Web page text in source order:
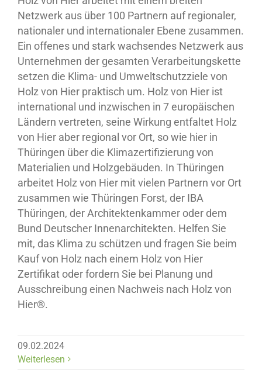
Netzwerk aus über 100 Partnern auf regionaler,
nationaler und internationaler Ebene zusammen.
Ein offenes und stark wachsendes Netzwerk aus
Unternehmen der gesamten Verarbeitungskette
setzen die Klima- und Umweltschutzziele von
Holz von Hier praktisch um. Holz von Hier ist
international und inzwischen in 7 europäischen
Ländern vertreten, seine Wirkung entfaltet Holz
von Hier aber regional vor Ort, so wie hier in
Thüringen über die Klimazertifizierung von
Materialien und Holzgebäuden. In Thüringen
arbeitet Holz von Hier mit vielen Partnern vor Ort
zusammen wie Thüringen Forst, der IBA
Thüringen, der Architektenkammer oder dem
Bund Deutscher Innenarchitekten. Helfen Sie
mit, das Klima zu schützen und fragen Sie beim
Kauf von Holz nach einem Holz von Hier
Zertifikat oder fordern Sie bei Planung und
Ausschreibung einen Nachweis nach Holz von
Hier®.
09.02.2024
Weiterlesen